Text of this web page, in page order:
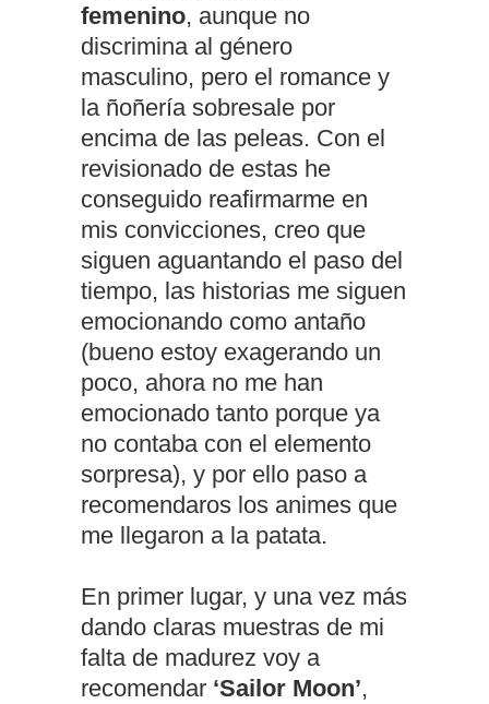
femenino, aunque no
discrimina al género
masculino, pero el romance y
la ñoñería sobresale por
encima de las peleas. Con el
revisionado de estas he
conseguido reafirmarme en
mis convicciones, creo que
siguen aguantando el paso del
tiempo, las historias me siguen
emocionando como antaño
(bueno estoy exagerando un
poco, ahora no me han
emocionado tanto porque ya
no contaba con el elemento
sorpresa), y por ello paso a
recomendaros los animes que
me llegaron a la patata.
En primer lugar, y una vez más
dando claras muestras de mi
falta de madurez voy a
recomendar ‘Sailor Moon’,